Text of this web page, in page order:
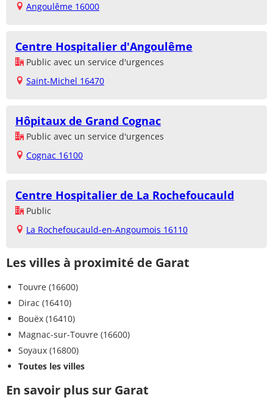
Angoulême 16000
Centre Hospitalier d'Angoulême
Public avec un service d'urgences
Saint-Michel 16470
Hôpitaux de Grand Cognac
Public avec un service d'urgences
Cognac 16100
Centre Hospitalier de La Rochefoucauld
Public
La Rochefoucauld-en-Angoumois 16110
Les villes à proximité de Garat
Touvre (16600)
Dirac (16410)
Bouëx (16410)
Magnac-sur-Touvre (16600)
Soyaux (16800)
Toutes les villes
En savoir plus sur Garat